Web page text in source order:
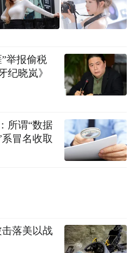
举报偷税
纪晓岚》
所谓“数据
冒名收取
落美以战